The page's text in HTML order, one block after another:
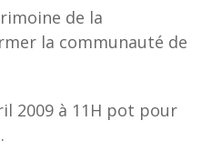
de la
la communauté de
2009 à 11H pot pour